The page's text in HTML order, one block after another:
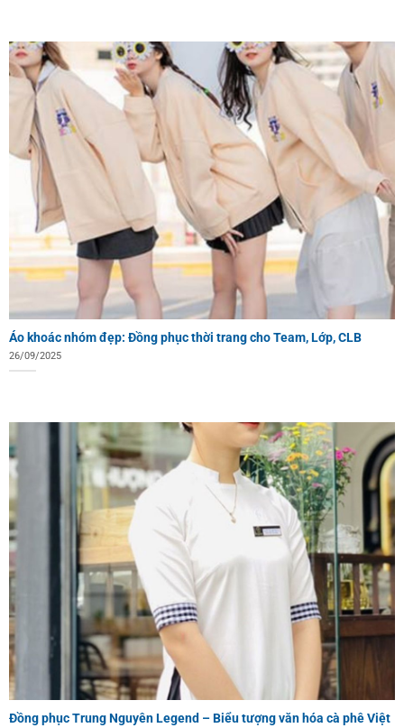
Áo khoác nhóm đẹp: Đồng phục thời trang cho Team, Lớp, CLB
26/09/2025
Đồng phục Trung Nguyên Legend – Biểu tượng văn hóa cà phê Việt